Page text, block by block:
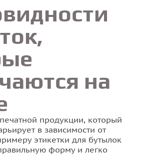
на
продукции, который
в зависимости от
этикетки для бутылок
форму и легко